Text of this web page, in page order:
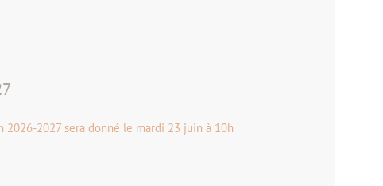
2027 sera donné le mardi 23 juin à 10h